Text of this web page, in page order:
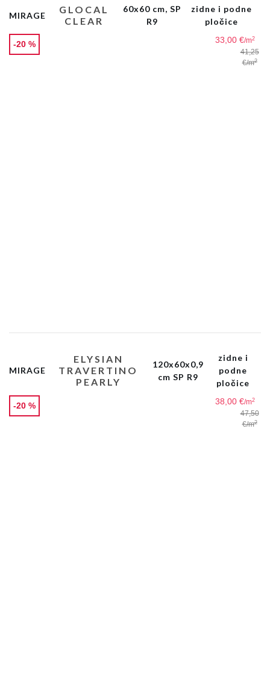
MIRAGE
GLOCAL
CLEAR
60x60 cm, SP
R9
zidne i podne
pločice
-20 % 33,00 €/m2
41,25
€/m2
MIRAGE
ELYSIAN
TRAVERTINO
PEARLY
120x60x0,9
cm SP R9
zidne i
podne
pločice
-20 % 38,00 €/m2
47,50
€/m2